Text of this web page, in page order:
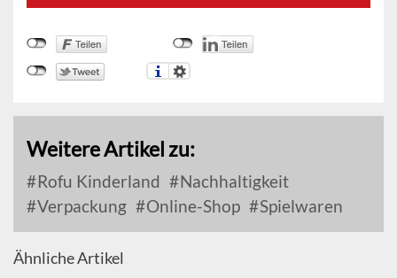
Weitere Artikel zu:
Rofu Kinderland
Nachhaltigkeit
Verpackung
Online-Shop Spielwaren
Ähnliche Artikel